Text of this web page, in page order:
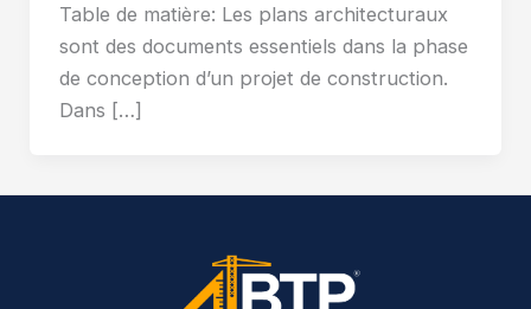
Table de matière: Les plans architecturaux
sont des documents essentiels dans la phase
de conception d’un projet de construction.
Dans […]